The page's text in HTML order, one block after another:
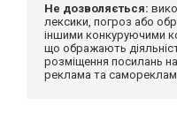
Не дозволяється:
лексики, погроз або
іншими конкуруючими
що ображають
розміщення посилань
реклама та